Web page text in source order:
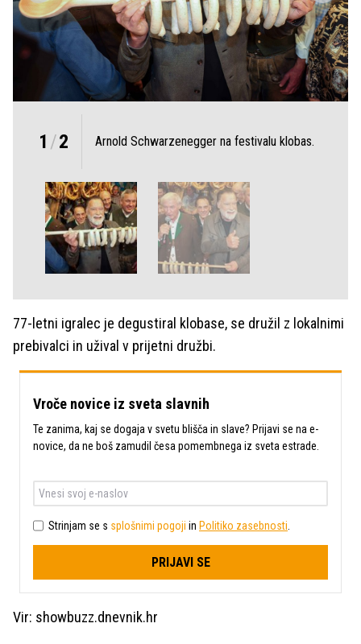
1 /2 Arnold Schwarzenegger na festivalu klobas.
77-letni igralec je degustiral klobase, se družil z lokalnimi
prebivalci in užival v prijetni družbi.
Vroče novice iz sveta slavnih
Te zanima, kaj se dogaja v svetu blišča in slave? Prijavi se na e-
novice, da ne boš zamudil česa pomembnega iz sveta estrade.
Strinjam se s splošnimi pogoji in Politiko zasebnosti
PRIJAVI SE
Vir: showbuzz.dnevnik.hr